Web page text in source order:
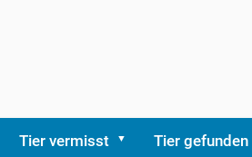
Tier vermisst Tier gefunden